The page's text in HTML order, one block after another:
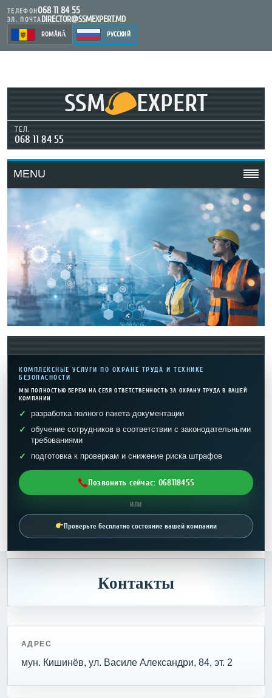
ТЕЛЕФОН068 11 84 55
ЭЛ. ПОЧТАDIRECTOR@SSMEXPERT.MD
ROMÂNĂ РУССКИЙ
SSM EXPERT
ТЕЛ.
068 11 84 55
MENU
КОМПЛЕКСНЫЕ УСЛУГИ ПО ОХРАНЕ ТРУДА И ТЕХНИКЕ
БЕЗОПАСНОСТИ
МЫ ПОЛНОСТЬЮ БЕРЕМ НА СЕБЯ ОТВЕТСТВЕННОСТЬ ЗА ОХРАНУ ТРУДА В ВАШЕЙ
КОМПАНИИ
разработка полного пакета документации
обучение сотрудников в соответствии с законодательными
требованиями
подготовка к проверкам и снижение риска штрафов
Позвонить сейчас: 068118455
ИЛИ
Проверьте бесплатно состояние вашей компании
Контакты
АДРЕС
мун. Кишинёв, ул. Василе Александри, 84, эт. 2